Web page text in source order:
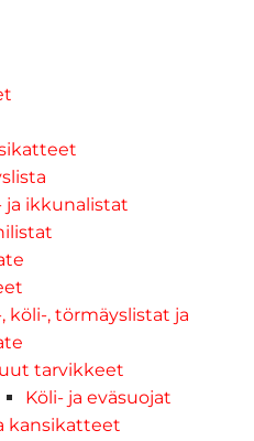
ja ikkunalistat
köli-, törmäyslistat ja
tarvikkeet
Köli- ja eväsuojat
kansikatteet